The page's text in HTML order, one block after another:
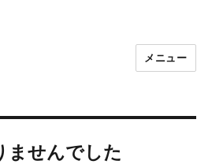
メニュー
ませんでした